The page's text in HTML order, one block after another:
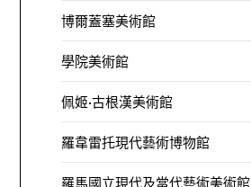
博爾蓋塞美術館
學院美術館
佩姬·古根漢美術館
羅韋雷托現代藝術博物館
羅馬國立現代及當代藝術美術館